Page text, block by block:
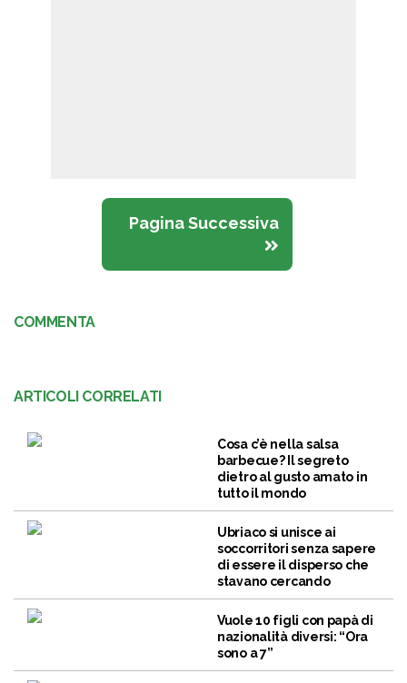
Pagina Successiva
COMMENTA
ARTICOLI CORRELATI
Cosa c’è nella salsa
barbecue? Il segreto
dietro al gusto amato in
tutto il mondo
Ubriaco si unisce ai
soccorritori senza sapere
di essere il disperso che
stavano cercando
Vuole 10 figli con papà di
nazionalità diversi: “Ora
sono a 7”